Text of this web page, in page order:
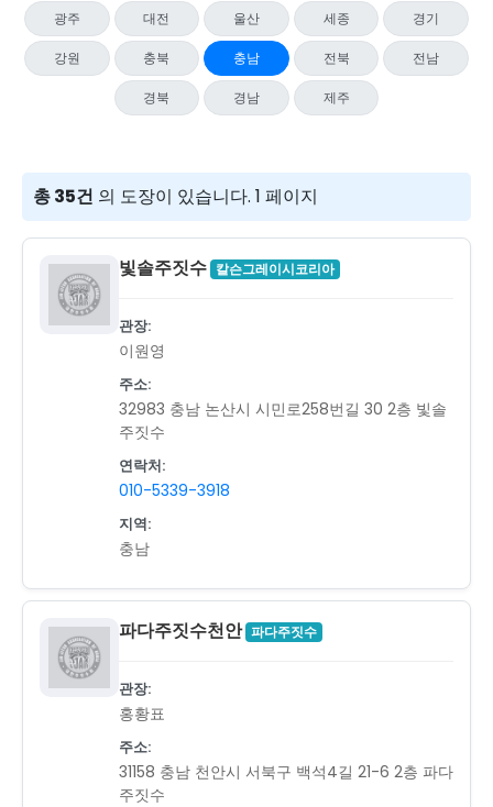
광주 대전 울산 세종 경기
강원 충북 충남 전북 전남
경북 경남 제주
총 35건 의 도장이 있습니다. 1 페이지
빛솔주짓수 칼슨그레이시코리아
관장:
이원영
주소:
32983 충남 논산시 시민로258번길 30 2층 빛솔
주짓수
연락처:
010-5339-3918
지역:
충남
파다주짓수천안 파다주짓수
관장:
홍황표
주소:
31158 충남 천안시 서북구 백석4길 21-6 2층 파다
주짓수